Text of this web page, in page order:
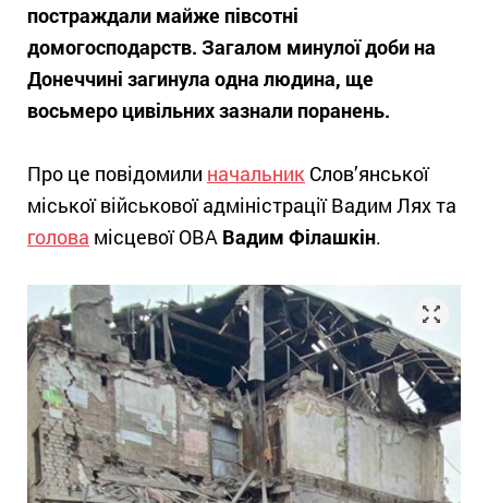
постраждали майже півсотні
домогосподарств. Загалом минулої доби на
Донеччині загинула одна людина, ще
восьмеро цивільних зазнали поранень.
Про це повідомили начальник Слов’янської
міської військової адміністрації Вадим Лях та
голова місцевої ОВА Вадим Філашкін.